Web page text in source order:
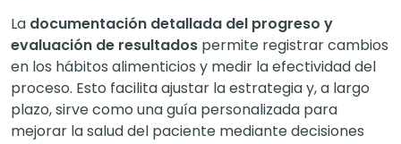
La documentación detallada del progreso y
evaluación de resultados permite registrar cambios
en los hábitos alimenticios y medir la efectividad del
proceso. Esto facilita ajustar la estrategia y, a largo
plazo, sirve como una guía personalizada para
mejorar la salud del paciente mediante decisiones